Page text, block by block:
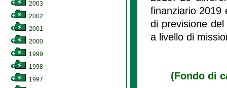
2003
2002
2001
2000
1999
1998
1997
finanziario 2019
di previsione
a livello di
(Fondo di